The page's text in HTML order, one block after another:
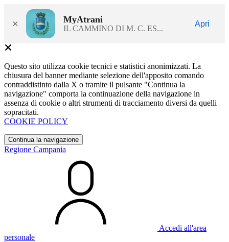
× MyAtrani
IL CAMMINO DI M. C. ES...
Apri
Questo sito utilizza cookie tecnici e statistici anonimizzati. La
chiusura del banner mediante selezione dell'apposito comando
contraddistinto dalla X o tramite il pulsante "Continua la
navigazione" comporta la continuazione della navigazione in
assenza di cookie o altri strumenti di tracciamento diversi da quelli
sopracitati.
COOKIE POLICY
Continua la navigazione
Regione Campania
Accedi all'area
personale